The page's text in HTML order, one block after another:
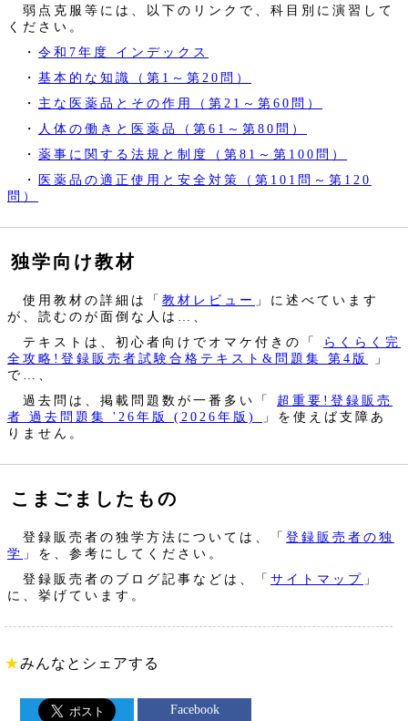
弱点克服等には、以下のリンクで、科目別に演習して
ください。
・ 令和7年度 インデックス
・ 基本的な知識（第1～第20問）
・ 主な医薬品とその作用（第21～第60問）
・
人体の働きと医薬品（第61～第80問）
・ 薬事に関する法規と制度（第81～第100問）
・
医薬品の適正使用と安全対策（第101問～第120
問）
独学向け教材
使用教材の詳細は「 教材レビュー 」に述べています
が、読むのが面倒な人は…、
テキストは、初心者向けでオマケ付きの「
らくらく完
全攻略!登録販売者試験合格テキスト&問題集 第4版
」
で…、
過去問は、掲載問題数が一番多い「
超重要!登録販売
者 過去問題集 '26年版 (2026年版)
」を使えば支障あ
りません。
こまごましたもの
登録販売者の独学方法については、「 登録販売者の独
学 」を、参考にしてください。
登録販売者のブログ記事などは、「 サイトマップ 」
に、挙げています。
★みんなとシェアする
Facebook